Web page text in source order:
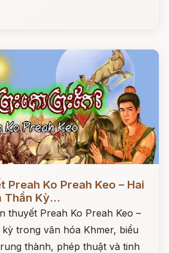
Preah Ko Preah Keo – Hai
Thần Kỳ...
thuyết Preah Ko Preah Keo –
trong văn hóa Khmer, biểu
thành, phép thuật và tinh